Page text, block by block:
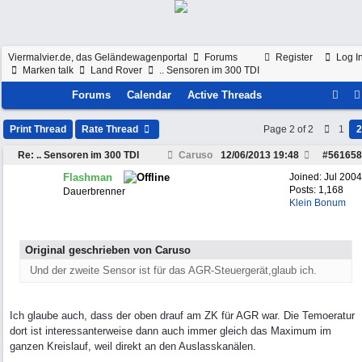
Register Log
Viermalvier.de, das Geländewagenportal
Forums
Marken talk
Land Rover .. Sensoren im 300 TDI
Forums Calendar Active Threads
Print Thread Rate Thread Page 2 of 2 1 2
Re: .. Sensoren im 300 TDI Caruso #561658
12/06/2013 19:48
Joined: Jul 2004
Posts: 1,168
Klein Bonum
Flashman
Dauerbrenner
Original geschrieben von Caruso
Und der zweite Sensor ist für das AGR-Steuergerät,glaub ich.
Ich glaube auch, dass der oben drauf am ZK für AGR war. Die Temoeratur
dort ist interessanterweise dann auch immer gleich das Maximum im
ganzen Kreislauf, weil direkt an den Auslasskanälen.